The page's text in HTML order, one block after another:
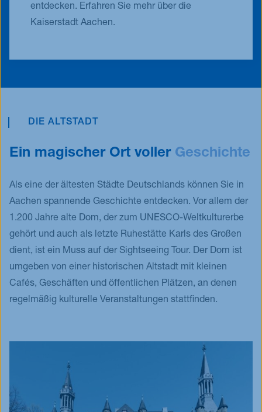
entdecken. Erfahren Sie mehr über die
Kaiserstadt Aachen.
DIE ALTSTADT
Ein magischer Ort voller Geschichte
Als eine der ältesten Städte Deutschlands können Sie in
Aachen spannende Geschichte entdecken. Vor allem der
1.200 Jahre alte Dom, der zum UNESCO-Weltkulturerbe
gehört und auch als letzte Ruhestätte Karls des Großen
dient, ist ein Muss auf der Sightseeing Tour. Der Dom ist
umgeben von einer historischen Altstadt mit kleinen
Cafés, Geschäften und öffentlichen Plätzen, an denen
regelmäßig kulturelle Veranstaltungen stattfinden.